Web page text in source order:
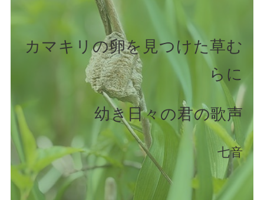
カマキリの卵を見つけた草む
らに
幼き日々の君の歌声
七音